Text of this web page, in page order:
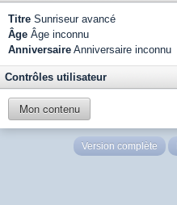
Titre Sunriseur avancé
Âge Âge inconnu
Anniversaire Anniversaire inconnu
Contrôles utilisateur
Mon contenu
Version complète